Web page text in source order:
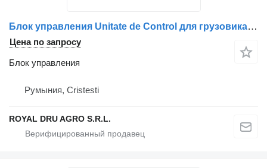
Блок управления Unitate de Control для грузовика Mercedes-Benz A0004461627 (Continental)
Цена по запросу
Блок управления
Румыния, Cristesti
ROYAL DRU AGRO S.R.L.